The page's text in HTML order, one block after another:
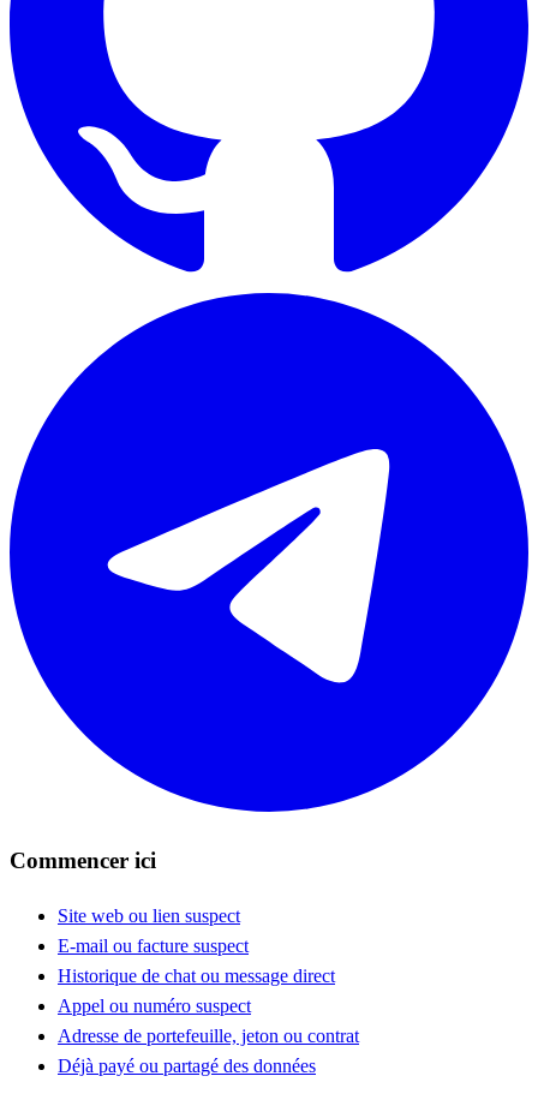
Commencer ici
Site web ou lien suspect
E-mail ou facture suspect
Historique de chat ou message direct
Appel ou numéro suspect
Adresse de portefeuille, jeton ou contrat
Déjà payé ou partagé des données